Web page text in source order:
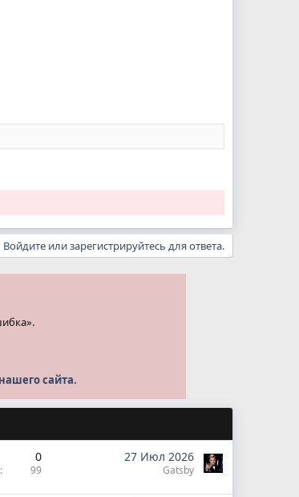
Войдите или зарегистрируйтесь для ответа.
сайта.
0
99
27 Июл 2026
Gatsby